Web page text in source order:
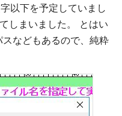
以下を予定していまし
しまいました。 とはい
などもあるので、純粋